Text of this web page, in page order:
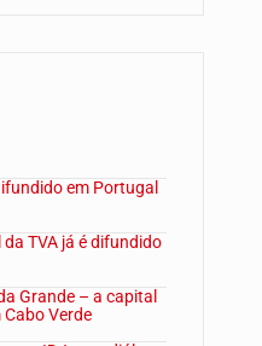
em Portugal
da TVA já é difundido
Grande – a capital
Verde